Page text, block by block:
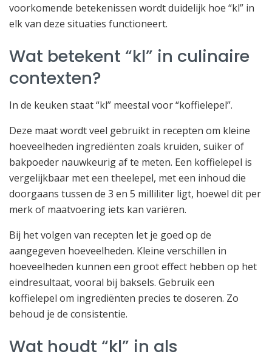
voorkomende betekenissen wordt duidelijk hoe “kl” in
elk van deze situaties functioneert.
Wat betekent “kl” in culinaire
contexten?
In de keuken staat “kl” meestal voor “koffielepel”.
Deze maat wordt veel gebruikt in recepten om kleine
hoeveelheden ingrediënten zoals kruiden, suiker of
bakpoeder nauwkeurig af te meten. Een koffielepel is
vergelijkbaar met een theelepel, met een inhoud die
doorgaans tussen de 3 en 5 milliliter ligt, hoewel dit per
merk of maatvoering iets kan variëren.
Bij het volgen van recepten let je goed op de
aangegeven hoeveelheden. Kleine verschillen in
hoeveelheden kunnen een groot effect hebben op het
eindresultaat, vooral bij baksels. Gebruik een
koffielepel om ingrediënten precies te doseren. Zo
behoud je de consistentie.
Wat houdt “kl” in als